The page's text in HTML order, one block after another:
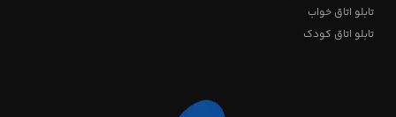
تابلو اتاق خواب
تابلو اتاق کودک